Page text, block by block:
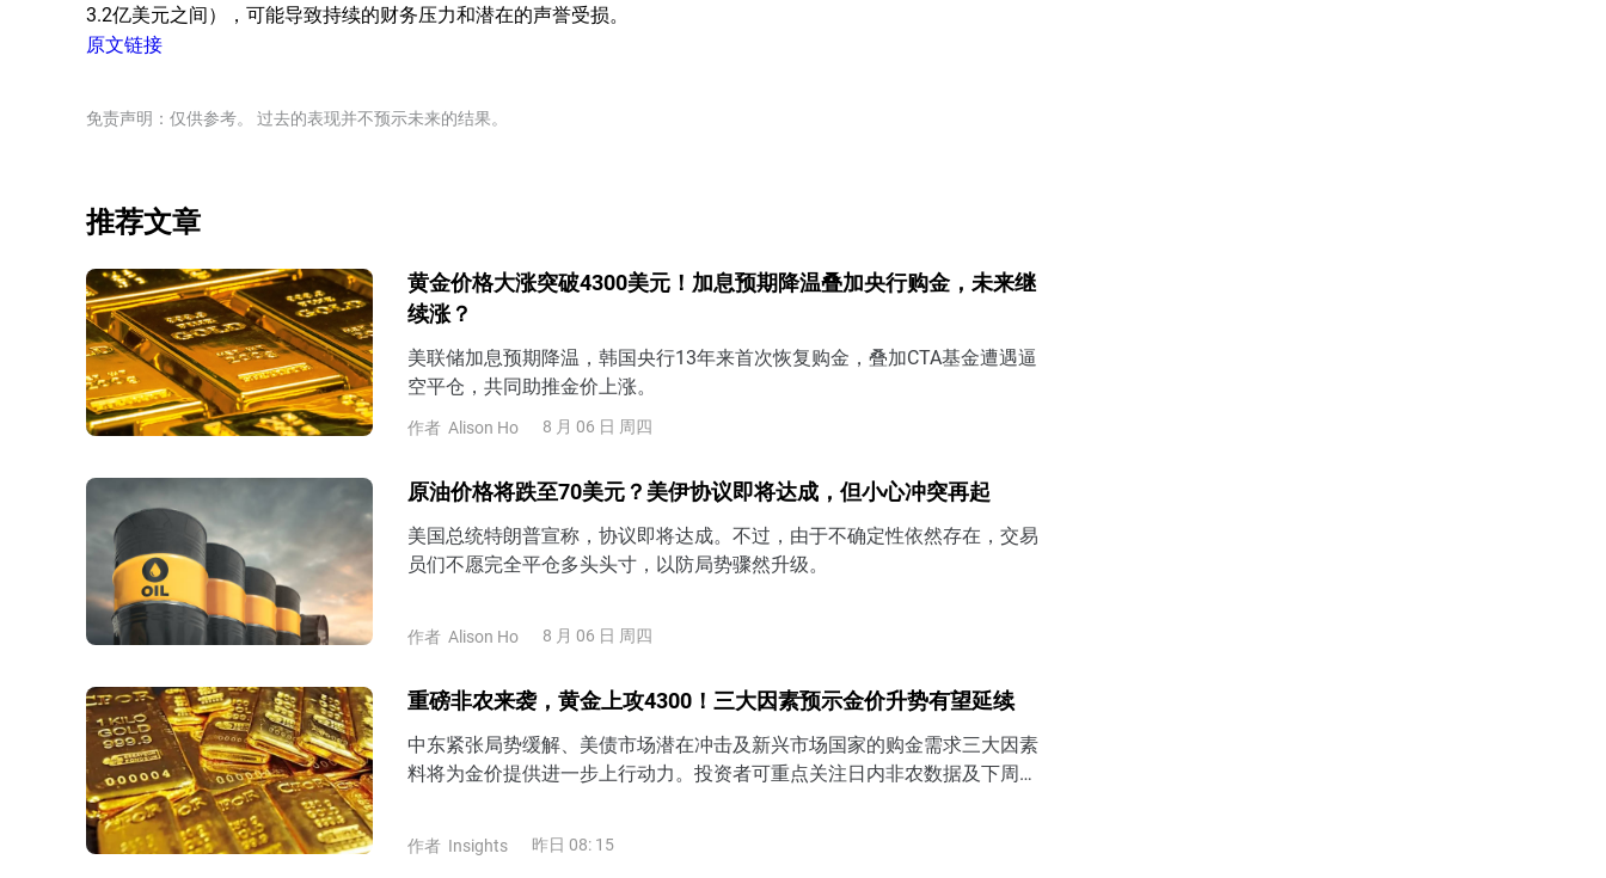
3.2亿美元之间），可能导致持续的财务压力和潜在的声誉受损。
原文链接
免责声明：仅供参考。 过去的表现并不预示未来的结果。
推荐文章
黄金价格大涨突破4300美元！加息预期降温叠加央行购金，未来继
续涨？
美联储加息预期降温，韩国央行13年来首次恢复购金，叠加CTA基金遭遇逼
空平仓，共同助推金价上涨。
作者 Alison Ho 8 月 06 日 周四
原油价格将跌至70美元？美伊协议即将达成，但小心冲突再起
美国总统特朗普宣称，协议即将达成。不过，由于不确定性依然存在，交易
员们不愿完全平仓多头头寸，以防局势骤然升级。
作者 Alison Ho 8 月 06 日 周四
重磅非农来袭，黄金上攻4300！三大因素预示金价升势有望延续
中东紧张局势缓解、美债市场潜在冲击及新兴市场国家的购金需求三大因素
料将为金价提供进一步上行动力。投资者可重点关注日内非农数据及下周的
作者 Insights 昨日 08: 15